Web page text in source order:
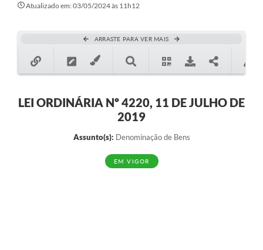
Atualizado em: 03/05/2024 às 11h12
ARRASTE PARA VER MAIS
LEI ORDINÁRIA Nº 4220, 11 DE JULHO DE
2019
Assunto(s): Denominação de Bens
EM VIGOR